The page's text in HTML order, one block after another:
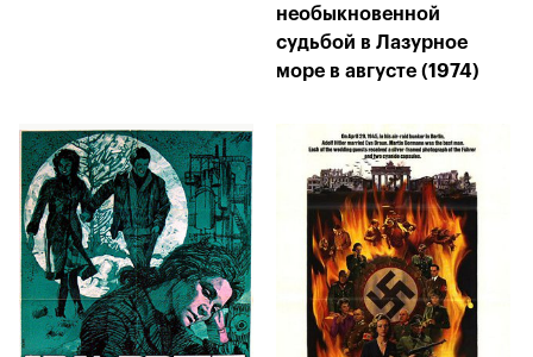
необыкновенной
судьбой в Лазурное
море в августе (1974)